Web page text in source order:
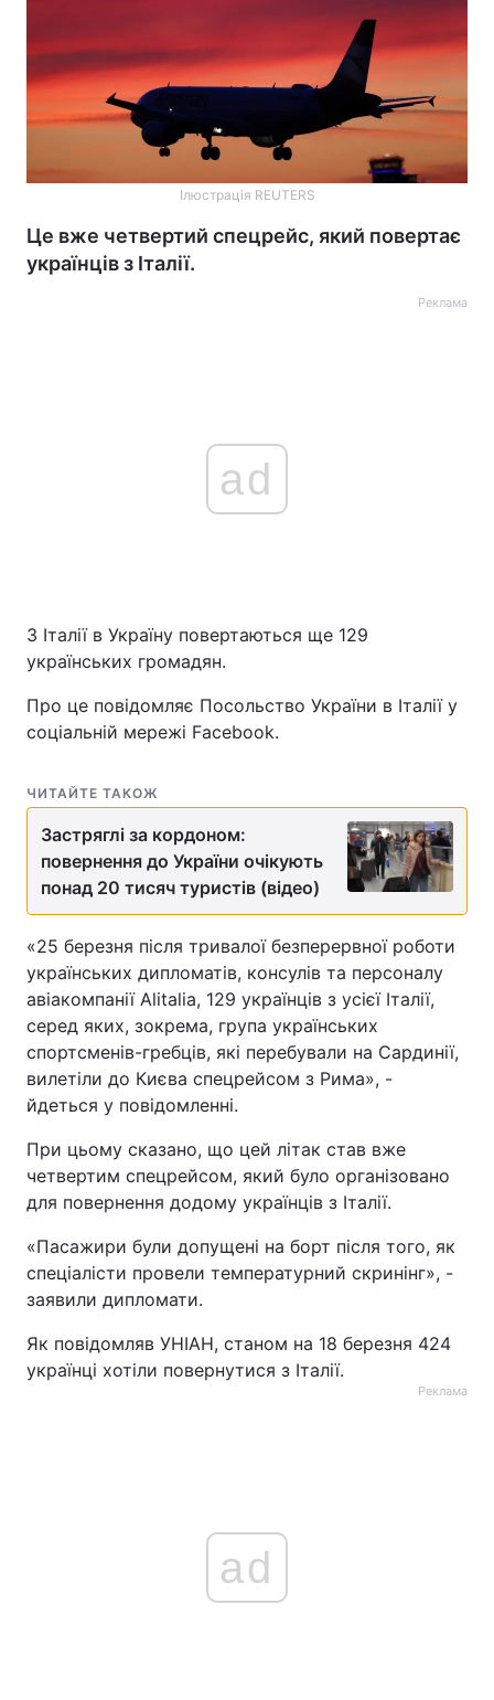
Ілюстрація REUTERS
Це вже четвертий спецрейс, який повертає
українців з Італії.
Реклама
ad
З Італії в Україну повертаються ще 129
українських громадян.
Про це повідомляє Посольство України в Італії у
соціальній мережі Facebook.
ЧИТАЙТЕ ТАКОЖ
Застряглі за кордоном:
повернення до України очікують
понад 20 тисяч туристів (відео)
«25 березня після тривалої безперервної роботи
українських дипломатів, консулів та персоналу
авіакомпанії Alitalia, 129 українців з усієї Італії,
серед яких, зокрема, група українських
спортсменів-гребців, які перебували на Сардинії,
вилетіли до Києва спецрейсом з Рима», -
йдеться у повідомленні.
При цьому сказано, що цей літак став вже
четвертим спецрейсом, який було організовано
для повернення додому українців з Італії.
«Пасажири були допущені на борт після того, як
спеціалісти провели температурний скринінг», -
заявили дипломати.
Як повідомляв УНІАН, станом на 18 березня 424
українці хотіли повернутися з Італії.
Реклама
ad